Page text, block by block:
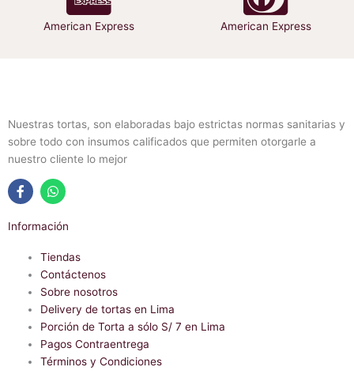
American Express American Express
Nuestras tortas, son elaboradas bajo estrictas normas sanitarias y
sobre todo con insumos calificados que permiten otorgarle a
nuestro cliente lo mejor
F
a
c
W
h
a
s
a
p
p
Información
Tiendas
Contáctenos
Sobre nosotros
Delivery de tortas en Lima
Porción de Torta a sólo S/ 7 en Lima
Pagos Contraentrega
Términos y Condiciones